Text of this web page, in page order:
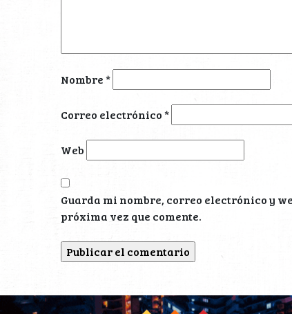
Nombre*
Correo electrónico*
Web
Guarda mi nombre, correo electrónico y
próxima vez que comente.